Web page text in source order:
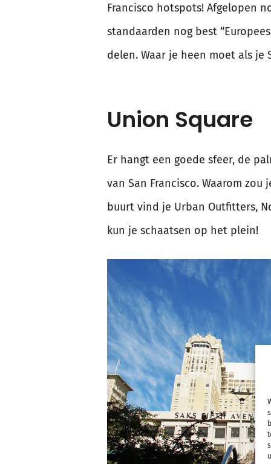
Francisco hotspots! Afgelopen
standaarden nog best
delen. Waar je heen moet als je
Union Square
Er hangt een goede sfeer, de
van San Francisco. Waarom
buurt vind je Urban Outfitters,
kun je schaatsen op het plein!